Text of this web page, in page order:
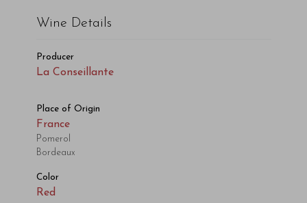
Wine Details
Producer
La Conseillante
Place of Origin
France
Pomerol
Bordeaux
Color
Red